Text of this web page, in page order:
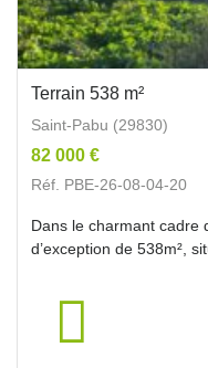
Terrain 538 m²
Saint-Pabu (29830)
82 000 €
Réf. PBE-26-08-04-20
Dans le charmant cadre
d’exception de 538m²,